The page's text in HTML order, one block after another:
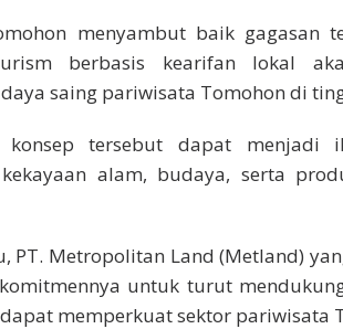
menyambut baik gagasan
berbasis kearifan lokal
saing pariwisata Tomohon di
konsep tersebut dapat menjadi
kekayaan alam, budaya, serta
PT. Metropolitan Land (Metland)
untuk turut
memperkuat sektor pariwisata